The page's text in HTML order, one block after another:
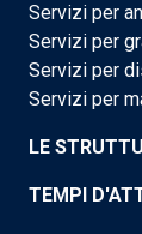
Servizi per
Servizi per
Servizi per
Servizi per
LE
TEMPI